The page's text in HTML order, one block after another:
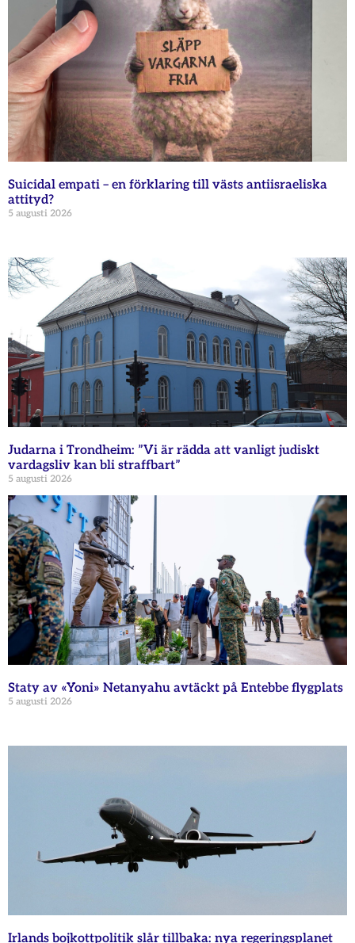
Suicidal empati – en förklaring till västs antiisraeliska
attityd?
5 augusti 2026
Judarna i Trondheim: ”Vi är rädda att vanligt judiskt
vardagsliv kan bli straffbart”
5 augusti 2026
Staty av «Yoni» Netanyahu avtäckt på Entebbe flygplats
5 augusti 2026
Irlands bojkottpolitik slår tillbaka: nya regeringsplanet